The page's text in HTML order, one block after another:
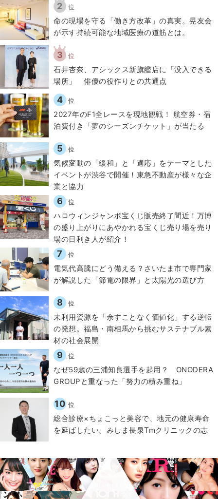
2 位
​命の現場を守る「働き方改革」の真実。晃友会
が示す持続可能な地域医療の道筋とは。
3 位
石井杏奈、アシックス新旗艦店に「没入できる
場所」 俳優の役作りとの共通点
4 位
2027年のF1全レースを現地観戦！ 航空券・宿
泊費付き「夢のシーズンチケット」が当たる
5 位
気候変動の「緩和」と「適応」をテーマとした
イベントが渋谷で開催！東急不動産が様々な企
業と協力
6 位
ハロウィンジャンボ宝くじ販売終了間近！万博
の盛り上がりにあやかれる宝くじ売り場を売り
場の目利き人が紹介！
7 位
電気代高騰にどう備える？さいたま市で専門家
が解説した「節電の限界」と太陽光の選び方
8 位
​​未利用資源を「余すことなく価値化」する逆転
の発想。福島・南相馬から挑むサステナブル素
材の社会展開​
9 位
なぜ59歳の三浦知良選手を起用？ ONODERA
GROUPと重なった「努力の積み重ね」
10 位
総合診療×ちょこっと美容で、地元の健康寿命
を延ばしたい。みしま長泉Tmクリニックの志